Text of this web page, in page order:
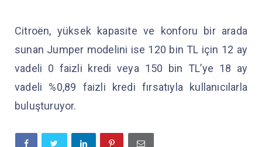
Citroën, yüksek kapasite ve konforu bir arada
sunan Jumper modelini ise 120 bin TL için 12 ay
vadeli 0 faizli kredi veya 150 bin TL’ye 18 ay
vadeli %0,89 faizli kredi fırsatıyla kullanıcılarla
buluşturuyor.